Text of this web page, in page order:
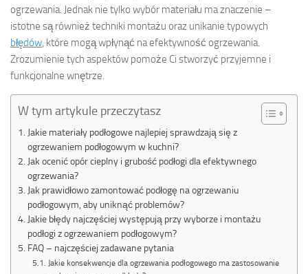
ogrzewania. Jednak nie tylko wybór materiału ma znaczenie –
istotne są również techniki montażu oraz unikanie typowych
błędów , które mogą wpłynąć na efektywność ogrzewania.
Zrozumienie tych aspektów pomoże Ci stworzyć przyjemne i
funkcjonalne wnętrze.
W tym artykule przeczytasz
Jakie materiały podłogowe najlepiej sprawdzają się z
ogrzewaniem podłogowym w kuchni?
Jak ocenić opór cieplny i grubość podłogi dla efektywnego
ogrzewania?
Jak prawidłowo zamontować podłogę na ogrzewaniu
podłogowym, aby uniknąć problemów?
Jakie błędy najczęściej występują przy wyborze i montażu
podłogi z ogrzewaniem podłogowym?
FAQ – najczęściej zadawane pytania
Jakie konsekwencje dla ogrzewania podłogowego ma zastosowanie